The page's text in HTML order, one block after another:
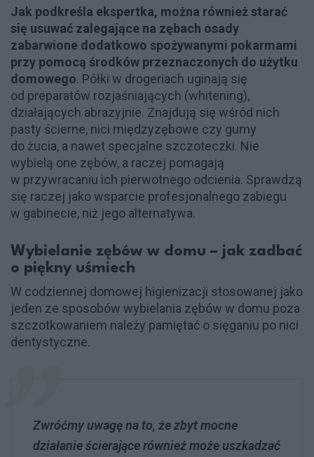
Jak podkreśla ekspertka, można również starać
się usuwać zalegające na zębach osady
zabarwione dodatkowo spożywanymi pokarmami
przy pomocą środków przeznaczonych do użytku
domowego. Półki w drogeriach uginają się
od preparatów rozjaśniających (whitening),
działających abrazyjnie. Znajdują się wśród nich
pasty ścierne, nici międzyzębowe czy gumy
do żucia, a nawet specjalne szczoteczki. Nie
wybielą one zębów, a raczej pomagają
w przywracaniu ich pierwotnego odcienia. Sprawdzą
się raczej jako wsparcie profesjonalnego zabiegu
w gabinecie, niż jego alternatywa.
Wybielanie zębów w domu – jak zadbać
o piękny uśmiech
W codziennej domowej higienizacji stosowanej jako
jeden ze sposobów wybielania zębów w domu poza
szczotkowaniem należy pamiętać o sięganiu po nici
dentystyczne.
Zwróćmy uwagę na to, że zbyt mocne
działanie ścierające również może uszkadzać